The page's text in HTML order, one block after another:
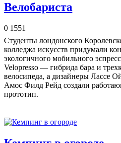
Велобариста
0 1551
Студенты лондонского
колледжа искусств придумали
экологичного мобильного
Velopresso — гибрида бара и
велосипеда, а дизайнеры Лассе
Амос Филд Рейд создали
прототип.